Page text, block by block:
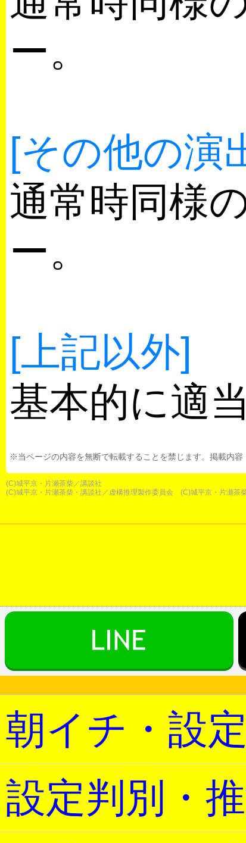
ー。
[その他の演
通常時同様
ー。
[上記以外]
基本的に適
※当ページの内容を無断で転載することを禁じます。掲載内容
(C)城平京・片瀬茶柴／講談社
(C)城平京・片瀬茶柴・講談社／虚構推理製作委員会 (C)城平京・片瀬茶
朝イチ・設
設定判別・